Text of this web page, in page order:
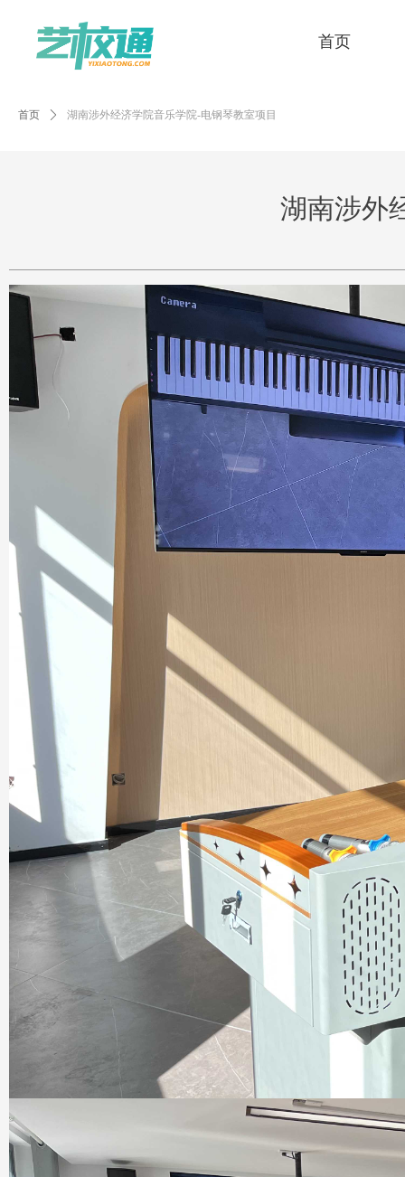
首页
湖南涉外
首页 ꄲ 湖南涉外经济学院音乐学院-电钢琴教室项目